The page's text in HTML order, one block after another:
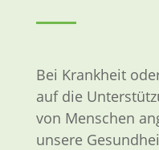
Bei Krankheit
auf die
von Menschen
unsere